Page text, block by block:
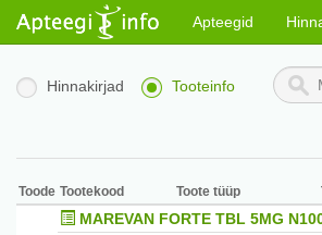
Apteegid
Hinnakirjad Tooteinfo
Toode Tootekood Toote tüüp
MAREVAN FORTE TBL 5MG